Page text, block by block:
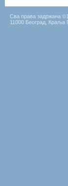
Сва права задржана
11000 Београд, Краља